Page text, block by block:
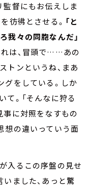
監督にもお伝えしま
彷彿とさせる。 「と
我々の同胞なんだ」
れは、冒頭で……あの
トンというね、まあ
グをしている。しか
て。「そんなに狩る
事に対照をなすもの
想の違いっていう面
入るこの序盤の見せ
いました、あっと驚